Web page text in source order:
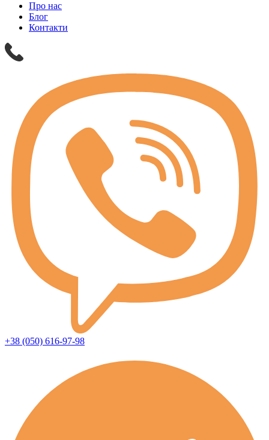
Про нас
Блог
Контакти
+38 (050) 616-97-98